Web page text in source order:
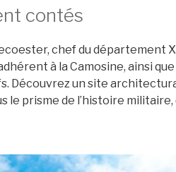
contés
chef du département
à la Camosine, ainsi
Découvrez un site
prisme de l’histoire militaire,